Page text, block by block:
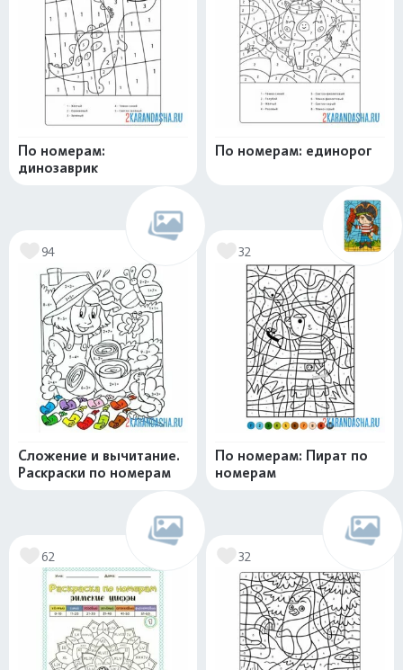
По номерам:
динозаврик
По номерам: единорог
94
Сложение и вычитание.
Раскраски по номерам
32
По номерам: Пират по
номерам
62 32